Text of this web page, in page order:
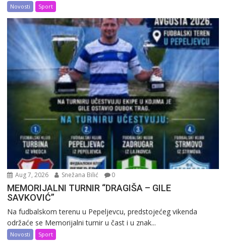
Novosti Sport
Aug 7, 2026 Snežana Bilić 0
MEMORIJALNI TURNIR “DRAGIŠA – GILE
SAVKOVIĆ”
Na fudbalskom terenu u Pepeljevcu, predstojećeg vikenda
održaće se Memorijalni turnir u čast i u znak...
Novosti Sport